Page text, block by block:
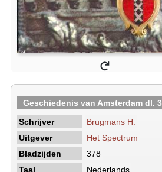
Geschiedenis van Amsterdam dl. 3
Schrijver
Brugmans H.
Uitgever
Het Spectrum
Bladzijden
378
Taal
Nederlands